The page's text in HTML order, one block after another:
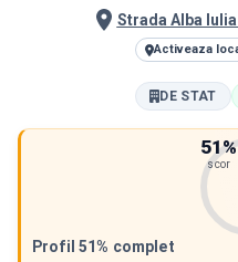
Strada Alba
Activeaza
DE STAT
51%
scor
Profil 51% complet